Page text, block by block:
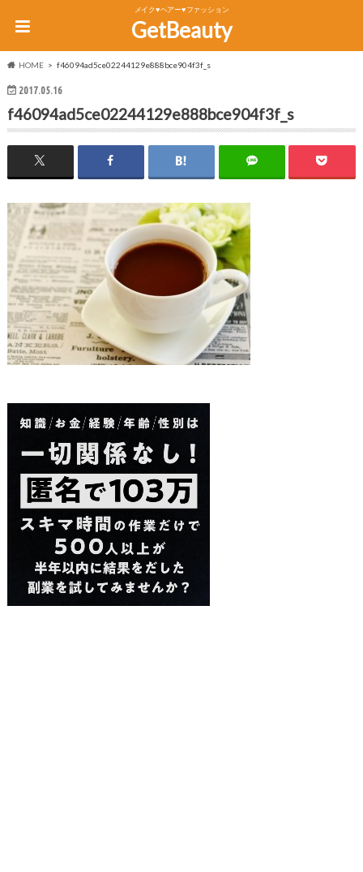
メイク♥ヘアー♥ファッション
GetBeauty
HOME f46094ad5ce02244129e888bce904f3f_s
2017.05.16
f46094ad5ce02244129e888bce904f3f_s